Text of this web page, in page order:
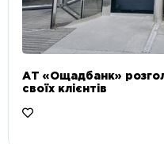
АТ «Ощадбанк»
своїх клієнтів